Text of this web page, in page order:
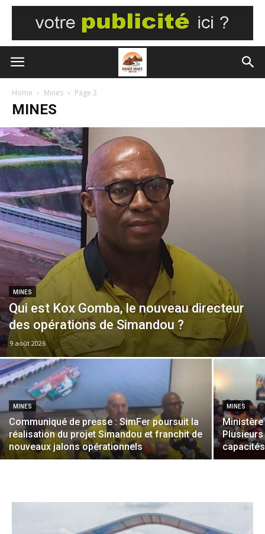
Home Mines Page 2
MINES
MINES
Qui est Kox Gomba, le nouveau directeur
des opérations de Simandou ?
9 août 2026
MINES
Communiqué de presse : SimFer poursuit la
réalisation du projet Simandou et franchit de
nouveaux jalons opérationnels
MINES
Ministère